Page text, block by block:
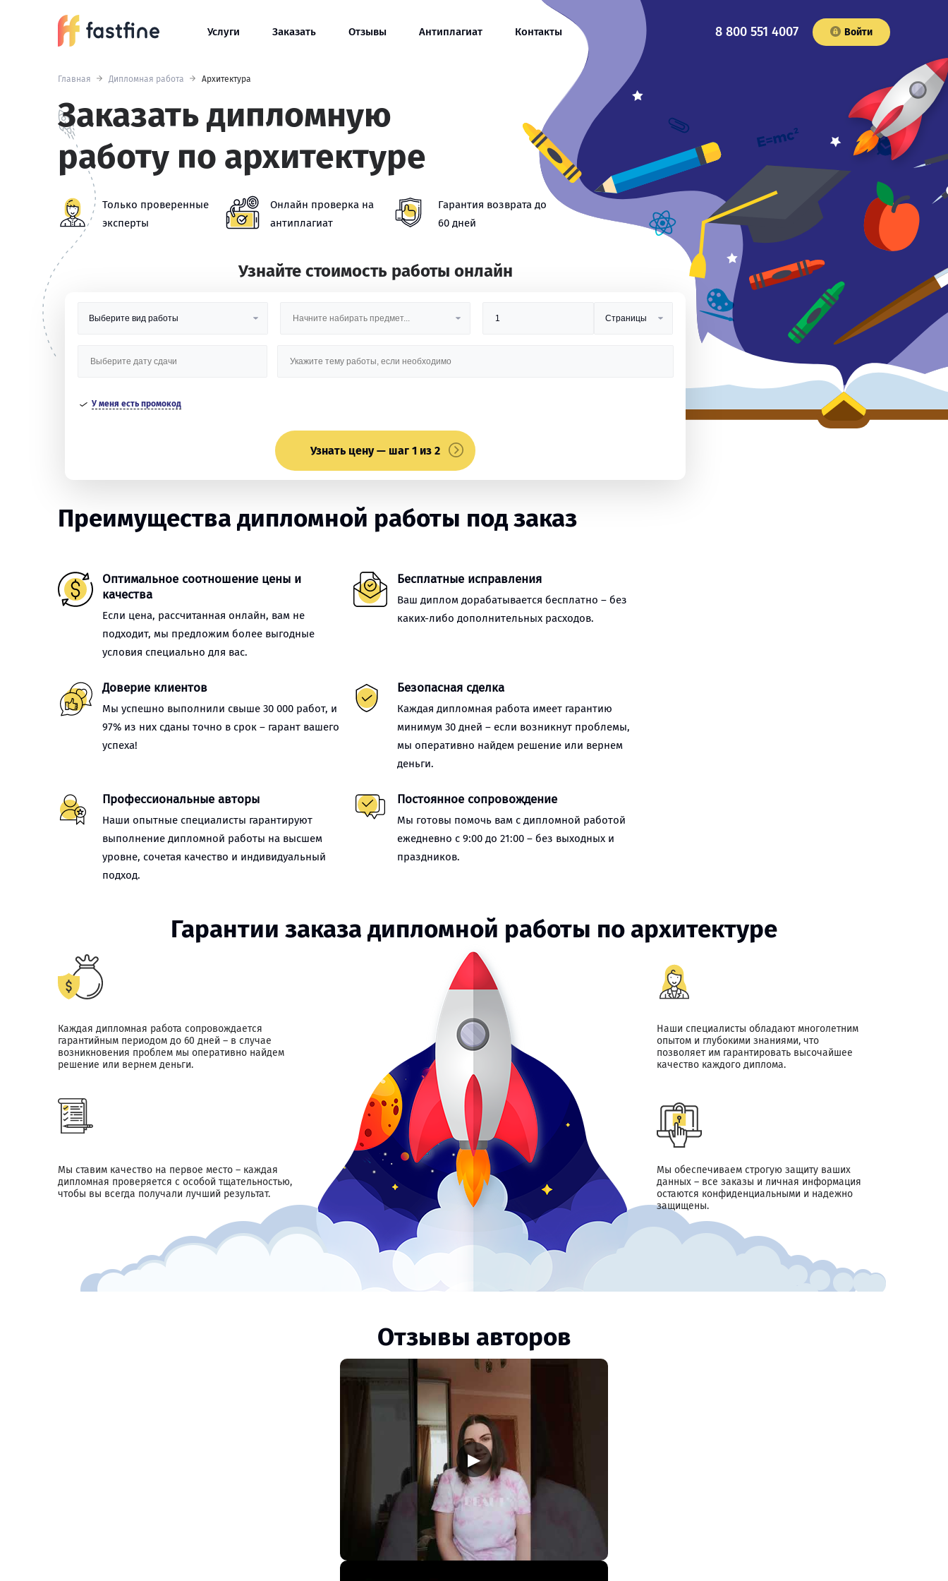
Услуги Заказать Отзывы Антиплагиат Контакты 8 800 551 4007 Войти
Главная Дипломная работа Архитектура
Заказать дипломную
работу по архитектуре
Только проверенные
эксперты
Онлайн проверка на
антиплагиат
Гарантия возврата до
60 дней
Узнайте стоимость работы онлайн
У меня есть промокод
Узнать цену — шаг 1 из 2
Преимущества дипломной работы под заказ
Оптимальное соотношение цены и
качества
Если цена, рассчитанная онлайн, вам не
подходит, мы предложим более выгодные
условия специально для вас.
Бесплатные исправления
Ваш диплом дорабатывается бесплатно – без
каких-либо дополнительных расходов.
Доверие клиентов
Мы успешно выполнили свыше 30 000 работ, и
97% из них сданы точно в срок – гарант вашего
успеха!
Безопасная сделка
Каждая дипломная работа имеет гарантию
минимум 30 дней – если возникнут проблемы,
мы оперативно найдем решение или вернем
деньги.
Профессиональные авторы
Наши опытные специалисты гарантируют
выполнение дипломной работы на высшем
уровне, сочетая качество и индивидуальный
подход.
Постоянное сопровождение
Мы готовы помочь вам с дипломной работой
ежедневно с 9:00 до 21:00 – без выходных и
праздников.
Гарантии заказа дипломной работы по архитектуре
Каждая дипломная работа сопровождается
гарантийным периодом до 60 дней – в случае
возникновения проблем мы оперативно найдем
решение или вернем деньги.
Наши специалисты обладают многолетним
опытом и глубокими знаниями, что
позволяет им гарантировать высочайшее
качество каждого диплома.
Мы ставим качество на первое место – каждая
дипломная проверяется с особой тщательностью,
чтобы вы всегда получали лучший результат.
Мы обеспечиваем строгую защиту ваших
данных – все заказы и личная информация
остаются конфиденциальными и надежно
защищены.
Отзывы авторов
▶